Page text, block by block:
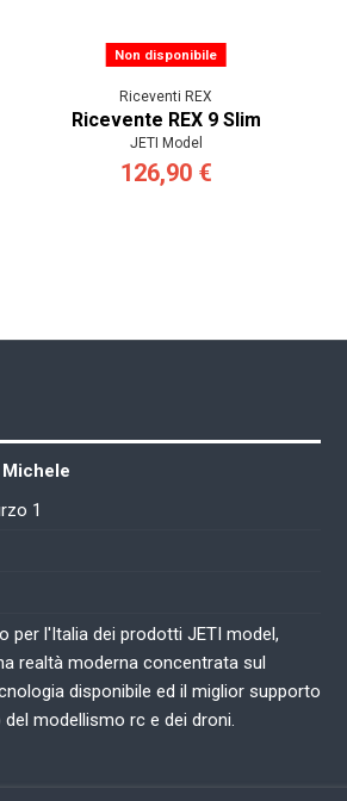
Non disponibile
Riceventi REX
Ricevente REX 9 Slim
JETI Model
126,90 €
1
per l'Italia dei prodotti JETI model,
realtà moderna concentrata sul
disponibile ed il miglior supporto
modellismo rc e dei droni.